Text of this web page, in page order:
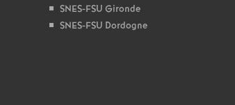
SNES-FSU Gironde
SNES-FSU Dordogne